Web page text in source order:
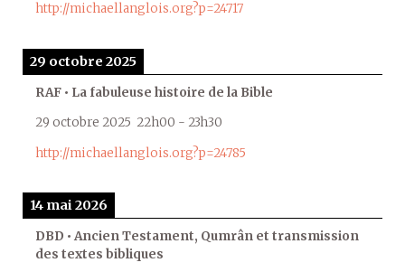
http://michaellanglois.org?p=24717
29 octobre 2025
RAF • La fabuleuse histoire de la Bible
29 octobre 2025 22h00 - 23h30
http://michaellanglois.org?p=24785
14 mai 2026
DBD • Ancien Testament, Qumrân et transmission
des textes bibliques